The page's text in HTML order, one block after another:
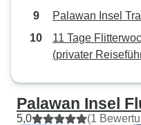
Palawan Insel
11 Tage
(privater
Palawan Insel
5,0 (1